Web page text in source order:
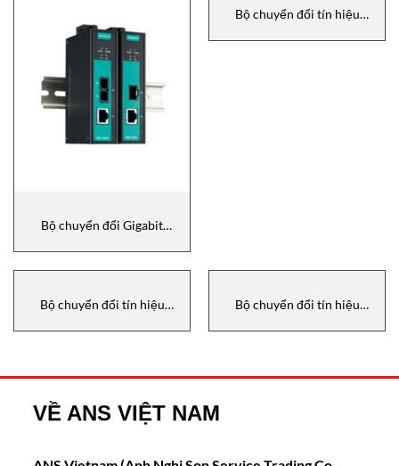
Bộ chuyển đổi Gigabit
Moxa Vietnam
Bộ chuyển đổi tín hiệu
ADFWeb Vietnam
Bộ chuyển đổi tín hiệu
Moxa Vietnam
Bộ chuyển đổi tín hiệu
Vietnam
VỀ ANS VIỆT NAM